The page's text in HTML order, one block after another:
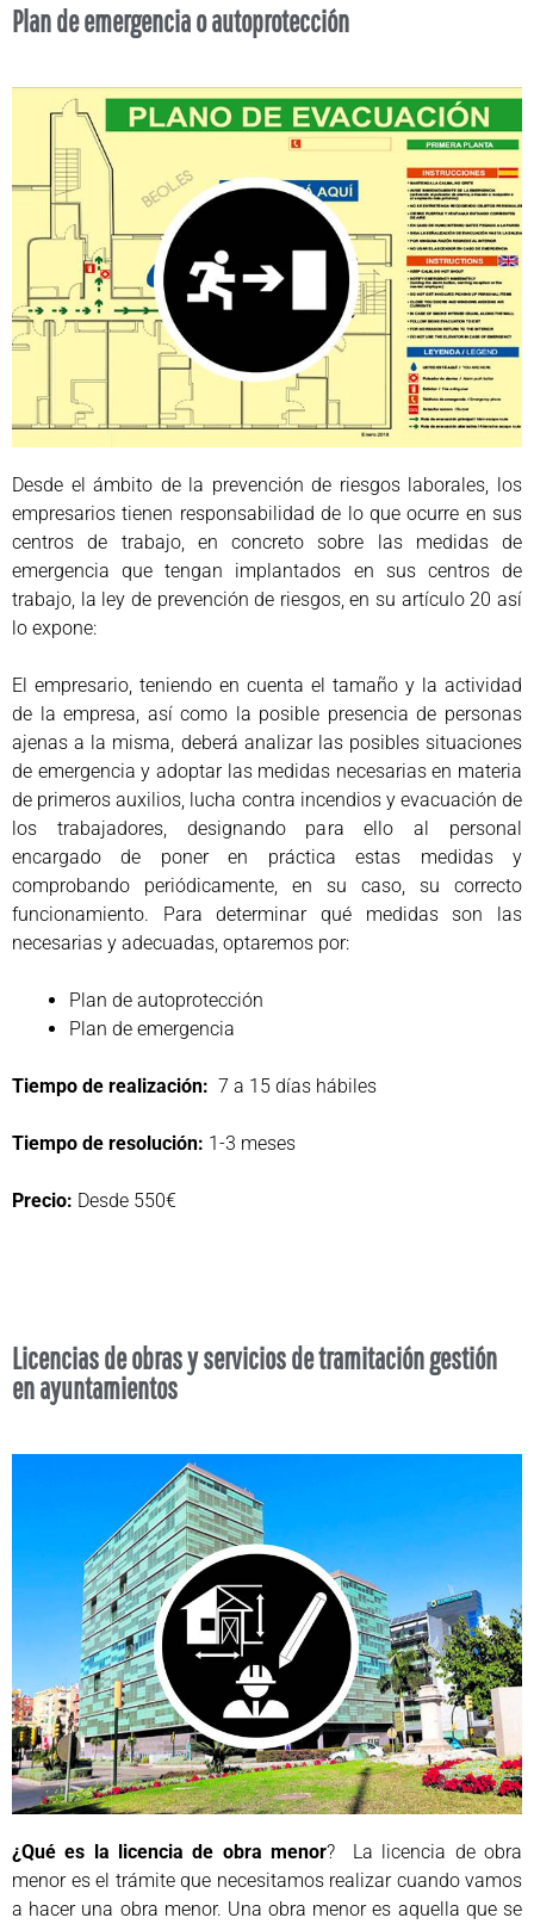
Plan de emergencia o autoprotección
Desde el ámbito de la prevención de riesgos laborales, los
empresarios tienen responsabilidad de lo que ocurre en sus
centros de trabajo, en concreto sobre las medidas de
emergencia que tengan implantados en sus centros de
trabajo, la ley de prevención de riesgos, en su artículo 20 así
lo expone:
El empresario, teniendo en cuenta el tamaño y la actividad
de la empresa, así como la posible presencia de personas
ajenas a la misma, deberá analizar las posibles situaciones
de emergencia y adoptar las medidas necesarias en materia
de primeros auxilios, lucha contra incendios y evacuación de
los trabajadores, designando para ello al personal
encargado de poner en práctica estas medidas y
comprobando periódicamente, en su caso, su correcto
funcionamiento. Para determinar qué medidas son las
necesarias y adecuadas, optaremos por:
Plan de autoprotección
Plan de emergencia
Tiempo de realización: 7 a 15 días hábiles
Tiempo de resolución: 1-3 meses
Precio: Desde 550€
Licencias de obras y servicios de tramitación gestión
en ayuntamientos
¿Qué es la licencia de obra menor? La licencia de obra
menor es el trámite que necesitamos realizar cuando vamos
a hacer una obra menor. Una obra menor es aquella que se